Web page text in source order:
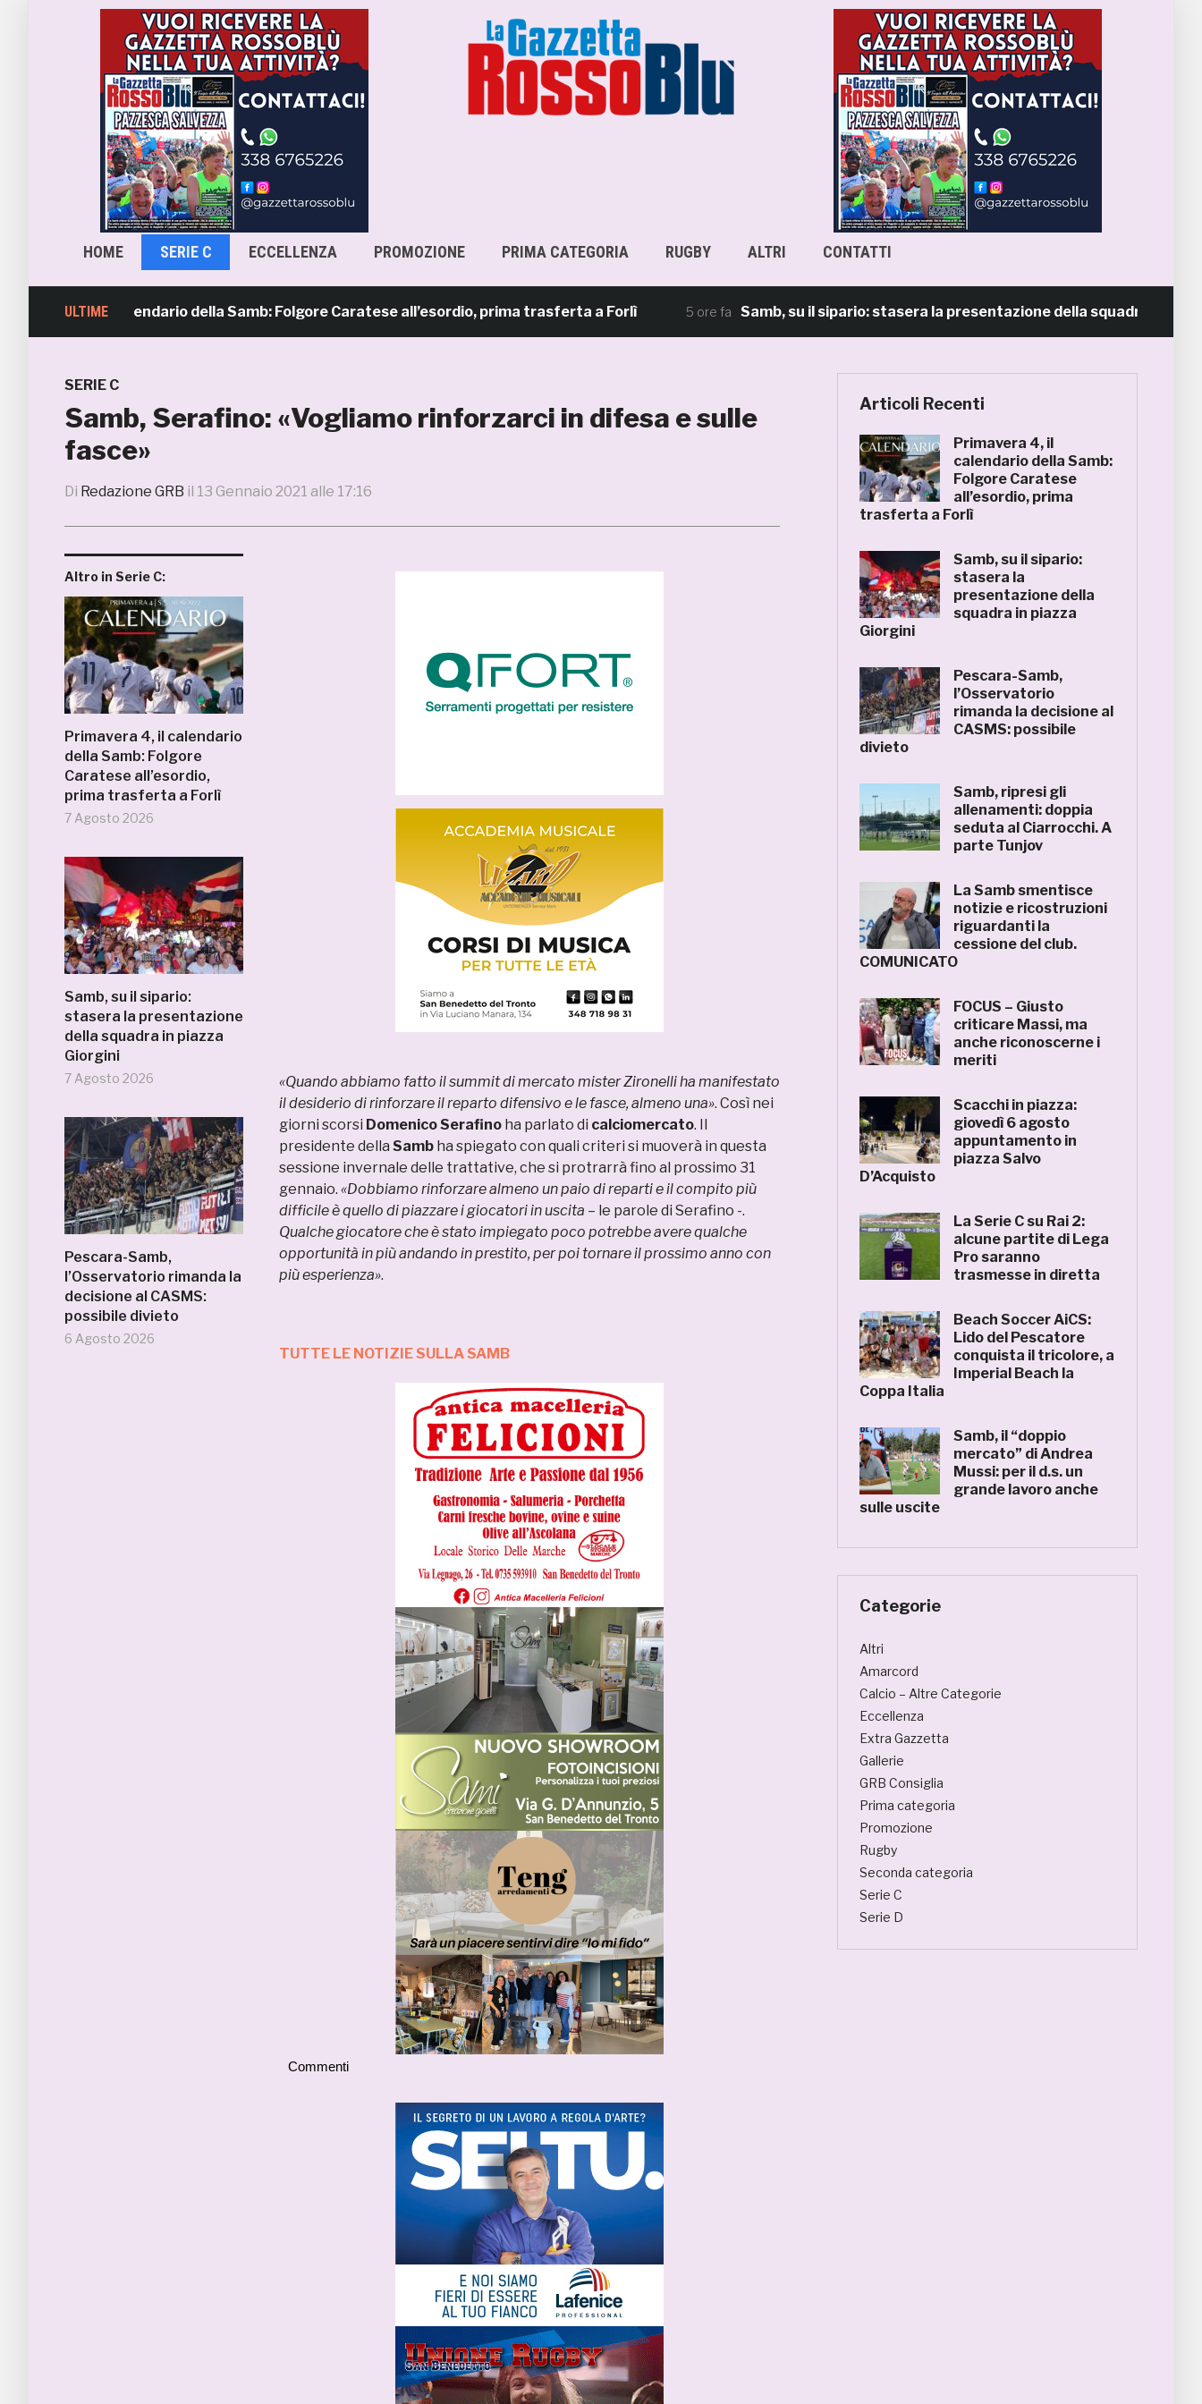
HOME SERIE C ECCELLENZA PROMOZIONE PRIMA CATEGORIA RUGBY ALTRI CONTATTI
ULTIME
4, il calendario della Samb: Folgore Caratese all’esordio, prima trasferta a Forlì 5 ore fa Samb, su il sipario: stasera la presentazione della squadra in piazza
SERIE C
Samb, Serafino: «Vogliamo rinforzarci in difesa e sulle
fasce»
Di Redazione GRB il 13 Gennaio 2021 alle 17:16
Altro in Serie C:
Primavera 4, il calendario
della Samb: Folgore
Caratese all’esordio,
prima trasferta a Forlì
7 Agosto 2026
Samb, su il sipario:
stasera la presentazione
della squadra in piazza
Giorgini
7 Agosto 2026
Pescara-Samb,
l’Osservatorio rimanda la
decisione al CASMS:
possibile divieto
6 Agosto 2026
«Quando abbiamo fatto il summit di mercato mister Zironelli ha manifestato
il desiderio di rinforzare il reparto difensivo e le fasce, almeno una». Così nei
giorni scorsi Domenico Serafino ha parlato di calciomercato. Il
presidente della Samb ha spiegato con quali criteri si muoverà in questa
sessione invernale delle trattative, che si protrarrà fino al prossimo 31
gennaio. «Dobbiamo rinforzare almeno un paio di reparti e il compito più
difficile è quello di piazzare i giocatori in uscita – le parole di Serafino -.
Qualche giocatore che è stato impiegato poco potrebbe avere qualche
opportunità in più andando in prestito, per poi tornare il prossimo anno con
più esperienza».
TUTTE LE NOTIZIE SULLA SAMB
Commenti
Articoli Recenti
Primavera 4, il
calendario della Samb:
Folgore Caratese
all’esordio, prima
trasferta a Forlì
Samb, su il sipario:
stasera la
presentazione della
squadra in piazza
Giorgini
Pescara-Samb,
l’Osservatorio
rimanda la decisione al
CASMS: possibile
divieto
Samb, ripresi gli
allenamenti: doppia
seduta al Ciarrocchi. A
parte Tunjov
La Samb smentisce
notizie e ricostruzioni
riguardanti la
cessione del club.
COMUNICATO
FOCUS – Giusto
criticare Massi, ma
anche riconoscerne i
meriti
Scacchi in piazza:
giovedì 6 agosto
appuntamento in
piazza Salvo
D’Acquisto
La Serie C su Rai 2:
alcune partite di Lega
Pro saranno
trasmesse in diretta
Beach Soccer AiCS:
Lido del Pescatore
conquista il tricolore, a
Imperial Beach la
Coppa Italia
Samb, il “doppio
mercato” di Andrea
Mussi: per il d.s. un
grande lavoro anche
sulle uscite
Categorie
Altri
Amarcord
Calcio – Altre Categorie
Eccellenza
Extra Gazzetta
Gallerie
GRB Consiglia
Prima categoria
Promozione
Rugby
Seconda categoria
Serie C
Serie D